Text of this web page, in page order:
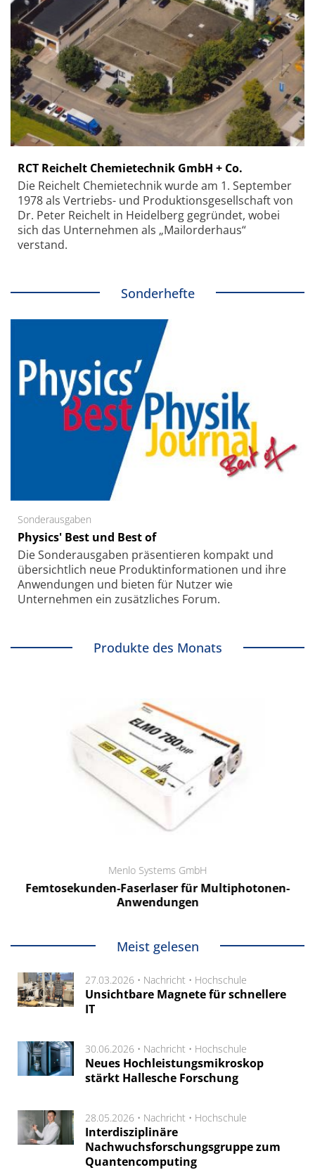
RCT Reichelt Chemietechnik GmbH + Co.
Die Reichelt Chemietechnik wurde am 1. September
1978 als Vertriebs- und Produktionsgesellschaft von
Dr. Peter Reichelt in Heidelberg gegründet, wobei
sich das Unternehmen als „Mailorderhaus“
verstand.
Sonderhefte
Sonderausgaben
Physics' Best und Best of
Die Sonder­ausgaben präsentieren kompakt und
übersichtlich neue Produkt­informationen und ihre
Anwendungen und bieten für Nutzer wie
Unternehmen ein zusätzliches Forum.
Produkte des Monats
Menlo Systems GmbH
Femtosekunden-Faserlaser für Multiphotonen-
Anwendungen
Meist gelesen
27.03.2026 • Nachricht • Hochschule
Unsichtbare Magnete für schnellere
IT
30.06.2026 • Nachricht • Hochschule
Neues Hochleistungsmikroskop
stärkt Hallesche Forschung
28.05.2026 • Nachricht • Hochschule
Interdisziplinäre
Nachwuchsforschungsgruppe zum
Quantencomputing